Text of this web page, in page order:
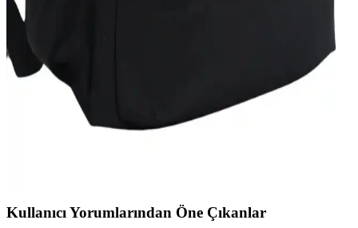
materyaliyle günlük kullanım için ideal. Geniş iç hacmi ve çok
bölmeli yapısıyla pratiklik sağlar.
Bevitton Suya Dayanıklı Büyük Boy Unisex Okul
Sırt Çantası İnceleme ve Özellikleri
Kullanıcı Yorumlarından Öne Çıkanlar